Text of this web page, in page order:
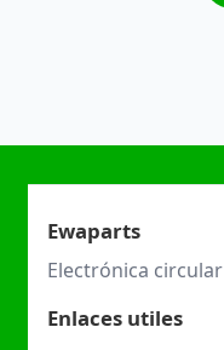
Ewaparts
Electrónica circular
Enlaces utiles